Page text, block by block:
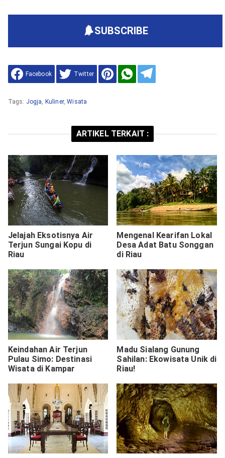
SUBSCRIBE
Facebook Twitter
Tags: Jogja, Kuliner,Wisata
ARTIKEL TERKAIT :
Jelajah Eksotisnya Air
Terjun Sungai Kopu di
Riau
Mengenal Kearifan Lokal
Desa Adat Batu Songgan
di Riau
Keindahan Air Terjun
Pulau Simo: Destinasi
Wisata di Kampar
Madu Sialang Gunung
Sahilan: Ekowisata Unik di
Riau!